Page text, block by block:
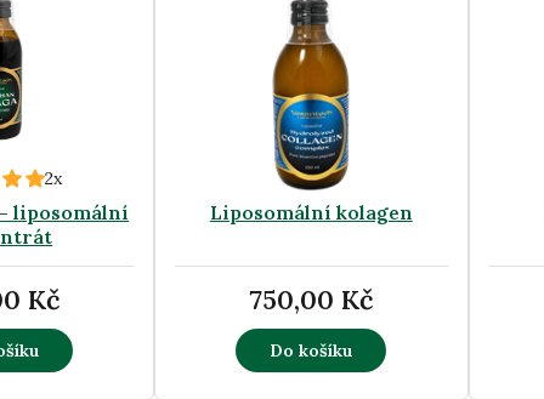
2x
liposomální
Kč
Liposomální kolagen
750,00 Kč
Do košíku